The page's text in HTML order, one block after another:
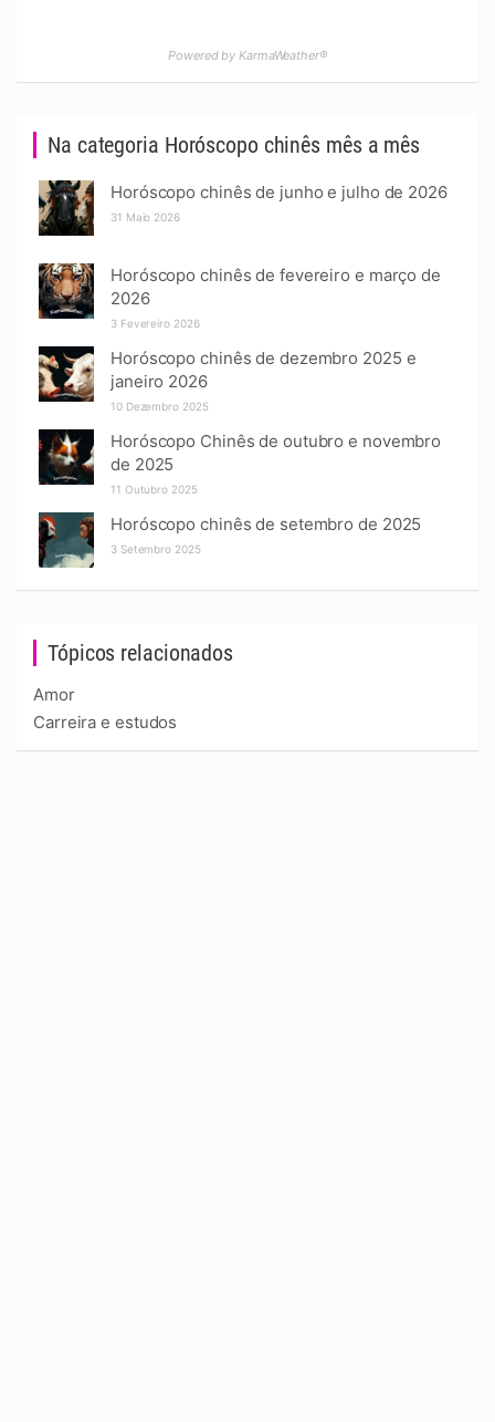
Tópicos relacionados
Amor
Carreira e estudos
Na categoria Horóscopo chinês mês a mês
Horóscopo chinês de junho e julho de 2026
31 Maio 2026
Horóscopo chinês de fevereiro e março de
2026
3 Fevereiro 2026
Horóscopo chinês de dezembro 2025 e
janeiro 2026
10 Dezembro 2025
Horóscopo Chinês de outubro e novembro
de 2025
11 Outubro 2025
Horóscopo chinês de setembro de 2025
3 Setembro 2025
Powered by KarmaWeather®